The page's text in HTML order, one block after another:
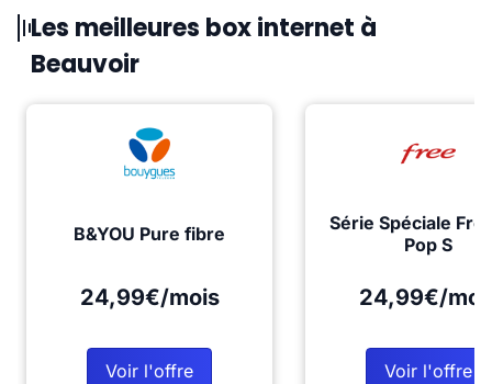
Les meilleures box internet à
Beauvoir
B&YOU Pure fibre
24,99€/mois
Voir l'offre
Série Spéciale
Pop S
24,99€/
Voir l'offre